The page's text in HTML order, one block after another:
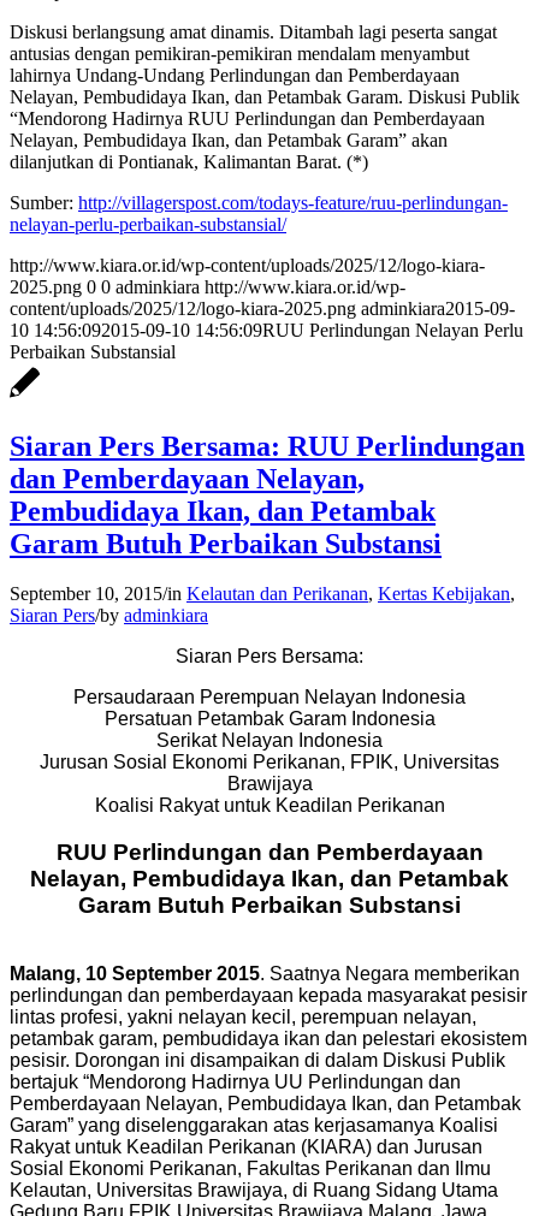
Diskusi berlangsung amat dinamis. Ditambah lagi peserta sangat
antusias dengan pemikiran-pemikiran mendalam menyambut
lahirnya Undang-Undang Perlindungan dan Pemberdayaan
Nelayan, Pembudidaya Ikan, dan Petambak Garam. Diskusi Publik
“Mendorong Hadirnya RUU Perlindungan dan Pemberdayaan
Nelayan, Pembudidaya Ikan, dan Petambak Garam” akan
dilanjutkan di Pontianak, Kalimantan Barat. (*)
Sumber: http://villagerspost.com/todays-feature/ruu-perlindungan-
nelayan-perlu-perbaikan-substansial/
http://www.kiara.or.id/wp-content/uploads/2025/12/logo-kiara-
2025.png 0 0 adminkiara http://www.kiara.or.id/wp-
content/uploads/2025/12/logo-kiara-2025.png adminkiara2015-09-
10 14:56:092015-09-10 14:56:09RUU Perlindungan Nelayan Perlu
Perbaikan Substansial
Siaran Pers Bersama: RUU Perlindungan
dan Pemberdayaan Nelayan,
Pembudidaya Ikan, dan Petambak
Garam Butuh Perbaikan Substansi
September 10, 2015/in Kelautan dan Perikanan, Kertas Kebijakan,
Siaran Pers/by adminkiara
Siaran Pers Bersama:
Persaudaraan Perempuan Nelayan Indonesia
Persatuan Petambak Garam Indonesia
Serikat Nelayan Indonesia
Jurusan Sosial Ekonomi Perikanan, FPIK, Universitas
Brawijaya
Koalisi Rakyat untuk Keadilan Perikanan
RUU Perlindungan dan Pemberdayaan
Nelayan, Pembudidaya Ikan, dan Petambak
Garam Butuh Perbaikan Substansi
Malang, 10 September 2015. Saatnya Negara memberikan
perlindungan dan pemberdayaan kepada masyarakat pesisir
lintas profesi, yakni nelayan kecil, perempuan nelayan,
petambak garam, pembudidaya ikan dan pelestari ekosistem
pesisir. Dorongan ini disampaikan di dalam Diskusi Publik
bertajuk “Mendorong Hadirnya UU Perlindungan dan
Pemberdayaan Nelayan, Pembudidaya Ikan, dan Petambak
Garam” yang diselenggarakan atas kerjasamanya Koalisi
Rakyat untuk Keadilan Perikanan (KIARA) dan Jurusan
Sosial Ekonomi Perikanan, Fakultas Perikanan dan Ilmu
Kelautan, Universitas Brawijaya, di Ruang Sidang Utama
Gedung Baru FPIK Universitas Brawijaya Malang, Jawa